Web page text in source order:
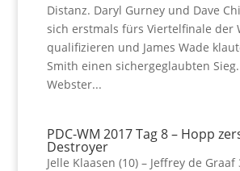
Distanz. Daryl Gurney und Dave
sich erstmals fürs Viertelfinale der
qualifizieren und James Wade
Smith einen sichergeglaubten
Webster...
PDC-WM 2017 Tag 8 – Hopp
Destroyer
Jelle Klaasen (10) – Jeffrey de Graaf